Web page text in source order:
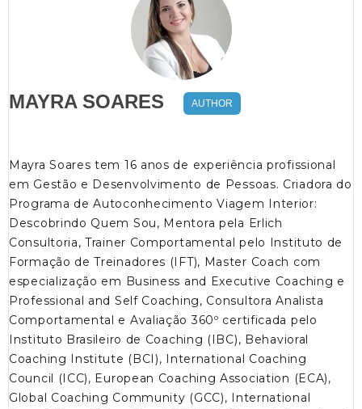
MAYRA SOARES AUTHOR
Mayra Soares tem 16 anos de experiência profissional
em Gestão e Desenvolvimento de Pessoas. Criadora do
Programa de Autoconhecimento Viagem Interior:
Descobrindo Quem Sou, Mentora pela Erlich
Consultoria, Trainer Comportamental pelo Instituto de
Formação de Treinadores (IFT), Master Coach com
especialização em Business and Executive Coaching e
Professional and Self Coaching, Consultora Analista
Comportamental e Avaliação 360º certificada pelo
Instituto Brasileiro de Coaching (IBC), Behavioral
Coaching Institute (BCI), International Coaching
Council (ICC), European Coaching Association (ECA),
Global Coaching Community (GCC), International